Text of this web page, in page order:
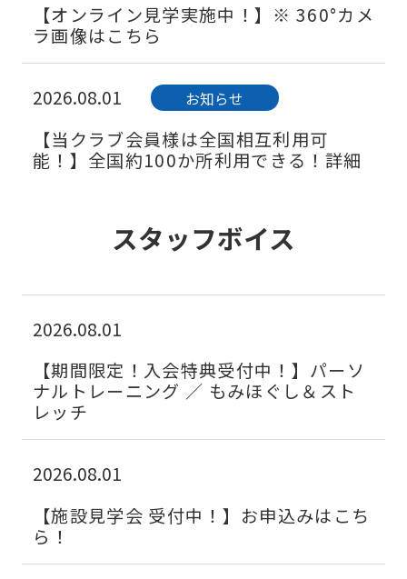
【オンライン見学実施中！】※ 360°カメ
ラ画像はこちら
2026.08.01 お知らせ
【当クラブ会員様は全国相互利用可
能！】全国約100か所利用できる！詳細
2026.08.01 お知らせ
ちらから
2026.08.01 お知らせ
当クラブ会員はセントラルウェルネスク
スタッフボイス
2026.08.01
【期間限定！入会特典受付中！】パーソ
ナルトレーニング ／ もみほぐし＆スト
レッチ
2026.08.01
【施設見学会 受付中！】お申込みはこち
ら！